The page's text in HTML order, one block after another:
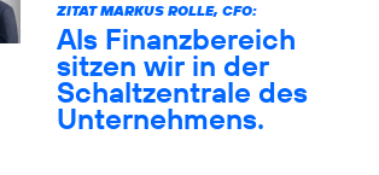
ZITAT MARKUS ROLLE, CFO:
Als Finanzbereich
sitzen wir in der
Schaltzentrale des
Unternehmens.